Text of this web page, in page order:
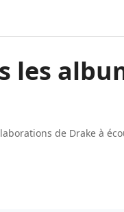
les
de Drake à